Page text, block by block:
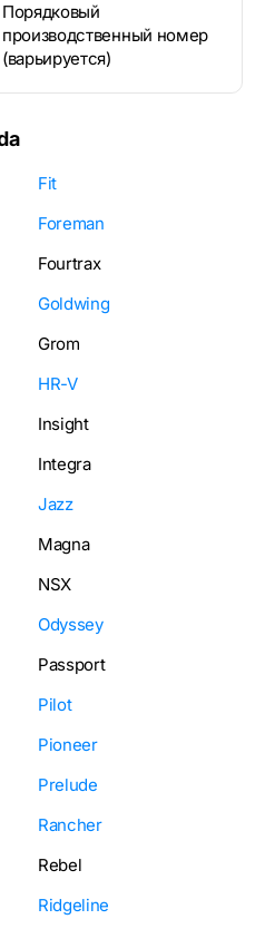
Порядковый
производственный номер
(варьируется)
Fit
Foreman
Fourtrax
Goldwing
Grom
HR-V
Insight
Integra
Jazz
Magna
NSX
Odyssey
Passport
Pilot
Pioneer
Prelude
Rancher
Rebel
Ridgeline